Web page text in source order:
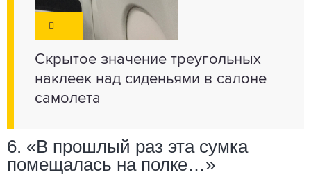
Скрытое значение треугольных
наклеек над сиденьями в салоне
самолета
6. «В прошлый раз эта сумка
помещалась на полке…»